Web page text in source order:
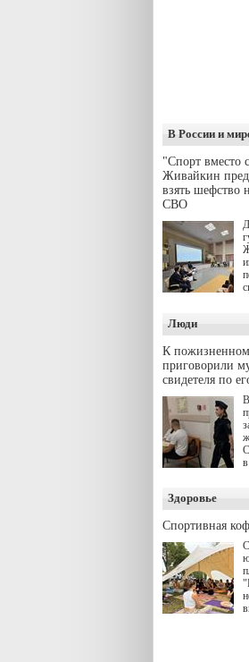
В России и
"Спорт вместо
Живайкин
взять шефство
СВО
Люди
К
приговорили
свидетеля по
Здоровье
Спортивная